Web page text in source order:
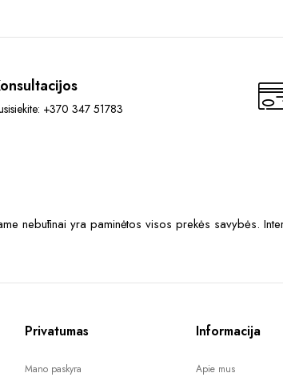
+370 347 51783
nebūtinai yra paminėtos visos prekės savybės.
Privatumas
Mano paskyra
Informacija
Apie mus